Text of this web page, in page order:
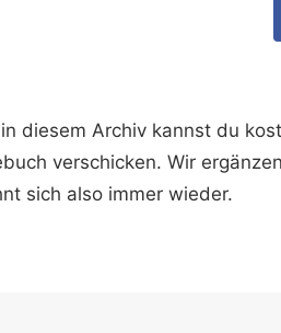
diesem Archiv kannst du
verschicken. Wir
sich also immer wieder.